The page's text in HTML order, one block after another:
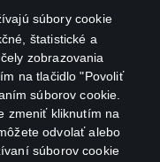
súbory cookie
štatistické a
zobrazovania
na tlačidlo "Povoliť
súborov cookie.
zmeniť kliknutím na
odvolať alebo
súborov cookie